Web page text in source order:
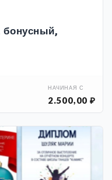
бонусный,
НАЧИНАЯ С
2.500,00 ₽